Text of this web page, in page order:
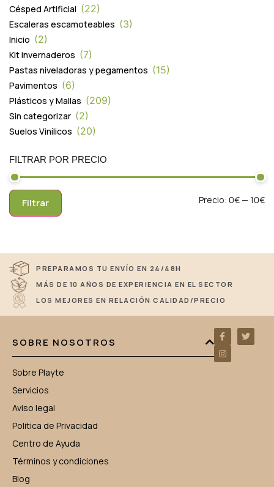
Césped Artificial 22
Escaleras escamoteables 3
Inicio 2
Kit invernaderos 7
Pastas niveladoras y pegamentos 15
Pavimentos 6
Plásticos y Mallas 209
Sin categorizar 2
Suelos Vinílicos 20
FILTRAR POR PRECIO
Filtrar Precio: 0€— 10€
PREPARAMOS TU ENVÍO EN 24/48H
MÁS DE 10 AÑOS DE EXPERIENCIA EN EL SECTOR
LOS MEJORES EN RELACIÓN CALIDAD/PRECIO
SOBRE NOSOTROS
Sobre Playte
Servicios
Aviso legal
Politica de Privacidad
Centro de Ayuda
Términos y condiciones
Blog